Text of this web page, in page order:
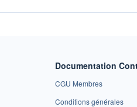
Documentation
CGU Membres
Conditions générales